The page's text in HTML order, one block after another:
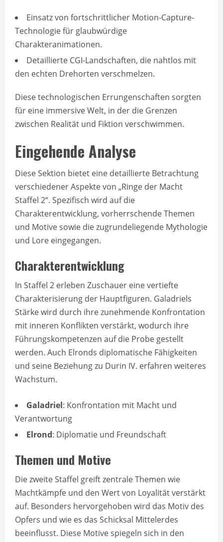
Einsatz von fortschrittlicher Motion-Capture-
Technologie für glaubwürdige
Charakteranimationen.
Detaillierte CGI-Landschaften, die nahtlos mit
den echten Drehorten verschmelzen.
Diese technologischen Errungenschaften sorgten
für eine immersive Welt, in der die Grenzen
zwischen Realität und Fiktion verschwimmen.
Eingehende Analyse
Diese Sektion bietet eine detaillierte Betrachtung
verschiedener Aspekte von „Ringe der Macht
Staffel 2“. Spezifisch wird auf die
Charakterentwicklung, vorherrschende Themen
und Motive sowie die zugrundeliegende Mythologie
und Lore eingegangen.
Charakterentwicklung
In Staffel 2 erleben Zuschauer eine vertiefte
Charakterisierung der Hauptfiguren. Galadriels
Stärke wird durch ihre zunehmende Konfrontation
mit inneren Konflikten verstärkt, wodurch ihre
Führungskompetenzen auf die Probe gestellt
werden. Auch Elronds diplomatische Fähigkeiten
und seine Beziehung zu Durin IV. erfahren weiteres
Wachstum.
Galadriel: Konfrontation mit Macht und
Verantwortung
Elrond: Diplomatie und Freundschaft
Themen und Motive
Die zweite Staffel greift zentrale Themen wie
Machtkämpfe und den Wert von Loyalität verstärkt
auf. Besonders hervorgehoben wird das Motiv des
Opfers und wie es das Schicksal Mittelerdes
beeinflusst. Diese Motive spiegeln sich in den